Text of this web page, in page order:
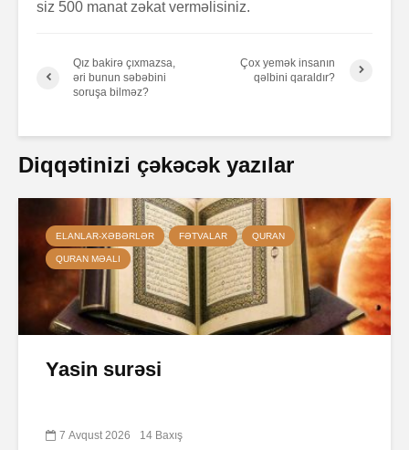
siz 500 manat zəkat verməlisiniz.
Qız bakirə çıxmazsa,
əri bunun səbəbini
soruşa bilməz?
Çox yemək insanın
qəlbini qaraldır?
Diqqətinizi çəkəcək yazılar
ELANLAR-XƏBƏRLƏR FƏTVALAR QURAN
QURAN MƏALI
Yasin surəsi
7 Avqust 2026 14 Baxış